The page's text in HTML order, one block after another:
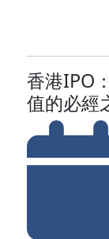
香港IPO
值的必經